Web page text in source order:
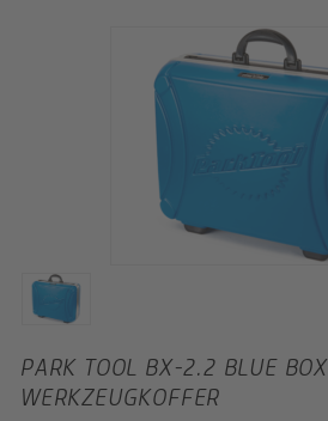
PARK TOOL BX-2.2 BLUE BOX
WERKZEUGKOFFER